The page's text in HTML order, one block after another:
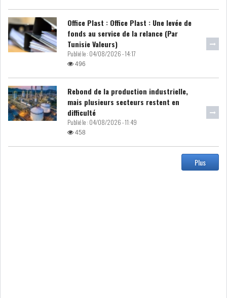
POLITIQUE
ELECTIONS
PRÉSIDENTIELLES
ACTUALITÉS
DIVERS
ASSEMBLÉE DES
REPRÉSENTANTS DU
Office Plast : Office Plast : Une levée de
fonds au service de la relance (Par
Tunisie Valeurs)
Publié le : 04/08/2026 - 14:17
496
Rebond de la production industrielle,
mais plusieurs secteurs restent en
difficulté
Publié le : 04/08/2026 - 11:49
458
Plus